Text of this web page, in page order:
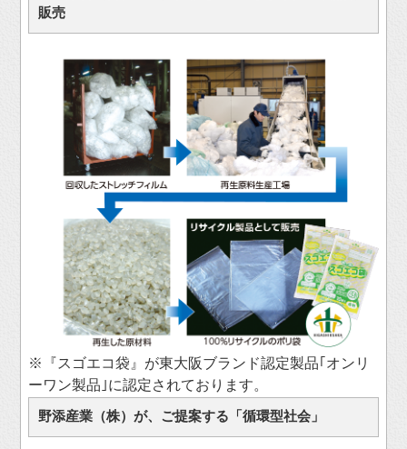
販売
※『スゴエコ袋』が東大阪ブランド認定製品｢オンリ
ーワン製品｣に認定されております。
野添産業（株）が、ご提案する「循環型社会」